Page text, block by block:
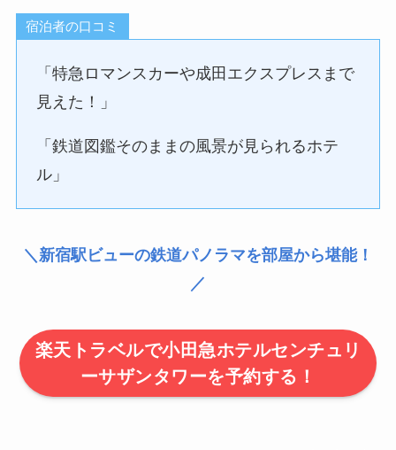
宿泊者の口コミ
「特急ロマンスカーや成田エクスプレスまで
見えた！」
「鉄道図鑑そのままの風景が見られるホテ
ル」
＼新宿駅ビューの鉄道パノラマを部屋から堪能！
／
楽天トラベルで小田急ホテルセンチュリ
ーサザンタワーを予約する！